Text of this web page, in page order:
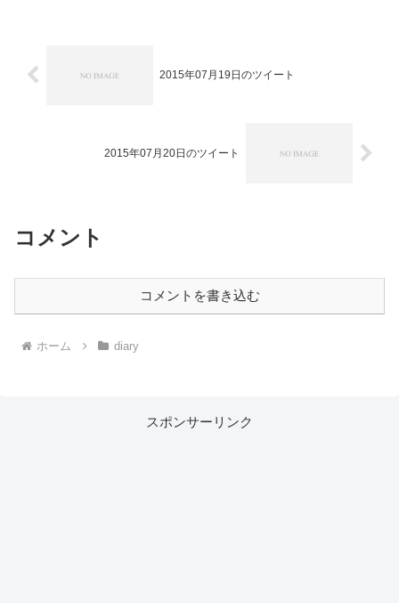
2015年07月19日のツイート
2015年07月20日のツイート
コメント
コメントを書き込む
ホーム diary
スポンサーリンク